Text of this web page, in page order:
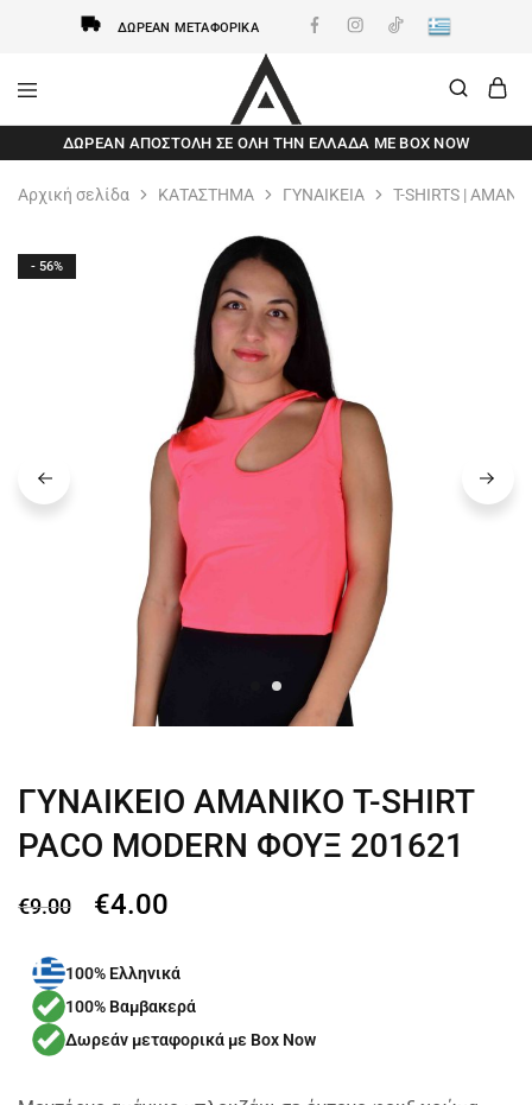
ΔΩΡΕΆΝ ΜΕΤΑΦΟΡΙΚΆ
AxidWear
Παιδικά
,
,
Ανδρικά
ΔΩΡΕΆΝ ΑΠΟΣΤΟΛΗ ΣΕ ΌΛΗ ΤΗΝ ΕΛΛΆΔΑ ΜΕ BOX NOW
Αρχική σελίδα ΚΑΤΑΣΤΗΜΑ ΓΥΝΑΙΚΕΙΑ T-SHIRTS |
- 56%
ΓΥΝΑΙΚΕΙΟ ΑΜΑΝΙΚΟ T-SHIRT
PACO MODERN ΦΟΥΞ 201621
€9.00 €4.00
100% Ελληνικά
100% Βαμβακερά
Δωρεάν μεταφορικά με Box Now